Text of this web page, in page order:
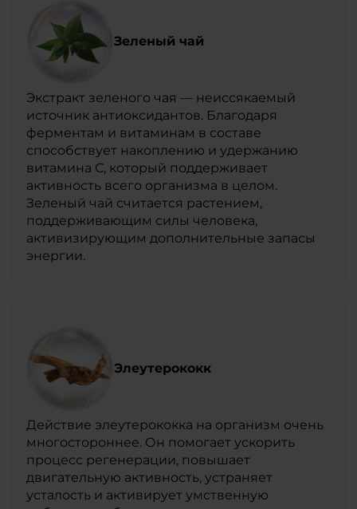
Зеленый чай
Экстракт зеленого чая — неиссякаемый
источник антиоксидантов. Благодаря
ферментам и витаминам в составе
способствует накоплению и удержанию
витамина С, который поддерживает
активность всего организма в целом.
Зеленый чай считается растением,
поддерживающим силы человека,
активизирующим дополнительные запасы
энергии.
Элеутерококк
Действие элеутерококка на организм очень
многостороннее. Он помогает ускорить
процесс регенерации, повышает
двигательную активность, устраняет
усталость и активирует умственную